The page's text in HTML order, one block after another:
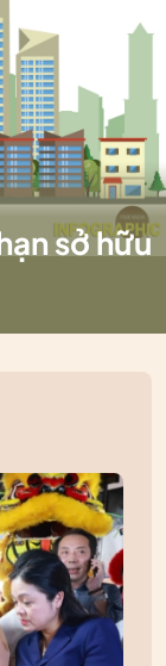
sở hữu